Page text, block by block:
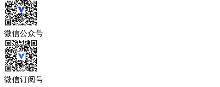
微信公众号
微信订阅号